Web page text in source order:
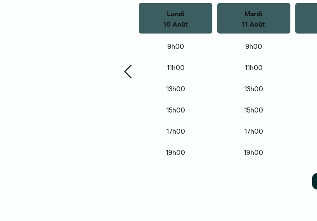
Lundi
10 Août
9h00
11h00
13h00
15h00
17h00
19h00
Mardi
11 Août
9h00
11h00
13h00
15h00
17h00
19h00